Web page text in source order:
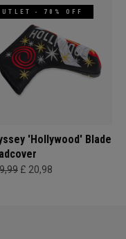
- 70% OFF
'Hollywood' Blade
£ 20,98